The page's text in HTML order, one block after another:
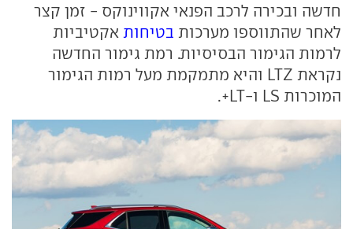
חדשה ובכירה לרכב הפנאי אקווינוקס - זמן קצר
לאחר שהתווספו מערכות בטיחות אקטיביות
לרמות הגימור הבסיסיות. רמת גימור החדשה
נקראת LTZ והיא מתמקמת מעל רמות הגימור
המוכרות LS ו-LT+.